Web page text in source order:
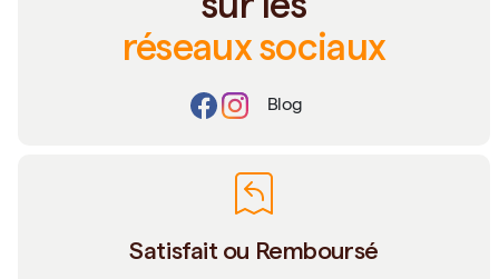
réseaux sociaux
Blog
Satisfait ou Remboursé